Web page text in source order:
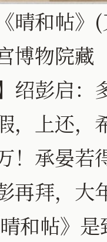
晴和帖
博物院藏
绍彭启
，上还，
！承晏若
再拜，大
帖》是